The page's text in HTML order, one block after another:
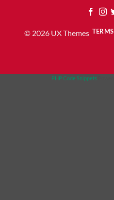
© 2026 UX Themes TERMS
PHP Code Snippets